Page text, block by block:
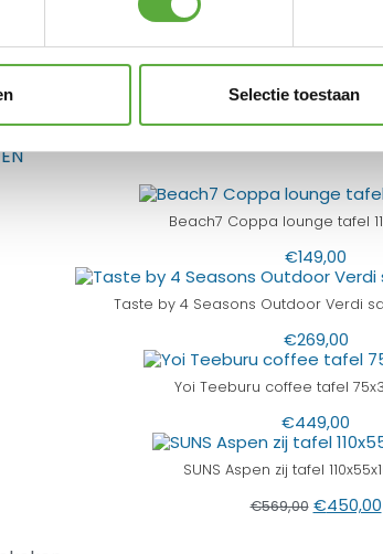
Selectie toestaan
*
Beach7 Coppa lounge tafel
€149,00
Taste by 4 Seasons Outdoor Verdi
€269,00
Yoi Teeburu coffee tafel
€449,00
SUNS Aspen zij tafel
€569,00 €450,00